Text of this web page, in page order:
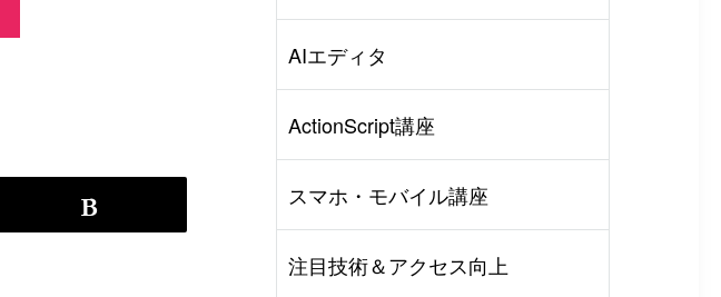
AIエディタ
ActionScript講座
スマホ・モバイル講座
注目技術＆アクセス向上